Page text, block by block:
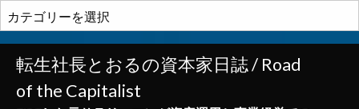
ン
テ
テ
転生社長とおるの資本家日誌 / Road
of the Capitalist